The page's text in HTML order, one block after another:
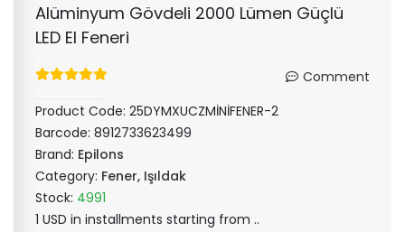
Alüminyum Gövdeli 2000 Lümen Güçlü
LED El Feneri
Comment
Product Code: 25DYMXUCZMİNİFENER-2
Barcode: 8912733623499
Brand: Epilons
Category: Fener, Işıldak
Stock: 4991
1 USD in installments starting from ..